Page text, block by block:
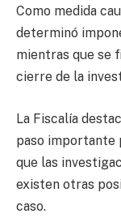
Como medida
determinó
mientras que se
cierre de la
La Fiscalía
paso importante
que las
existen otras
caso.